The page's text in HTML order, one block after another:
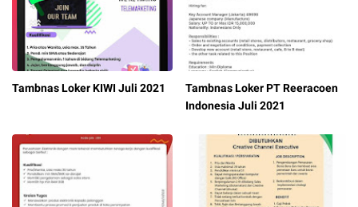
Tambnas Loker KIWI Juli 2021
Tambnas Loker PT Reeracoen
Indonesia Juli 2021